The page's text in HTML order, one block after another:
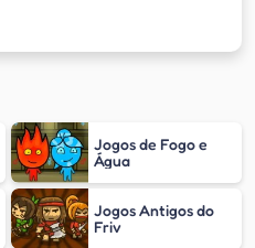
Jogos de Fogo e
Água
Jogos Antigos do
Friv